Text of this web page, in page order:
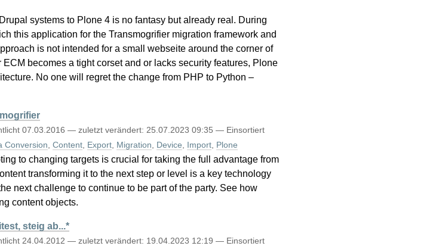
systems to Plone 4 is no fantasy but already real. During
this application for the Transmogrifier migration framework and
is not intended for a small webseite around the corner of
becomes a tight corset and or lacks security features, Plone
No one will regret the change from PHP to Python –
07.03.2016 — zuletzt verändert: 25.07.2023 09:35 — Einsortiert
Conversion Content, Export, Migration Device Import, Plone
to changing targets is crucial for taking the full advantage from
transforming it to the next step or level is a key technology
next challenge to continue to be part of the party. See how
content objects.
steig ab...*
24.04.2012 — zuletzt verändert: 19.04.2023 12:19 — Einsortiert